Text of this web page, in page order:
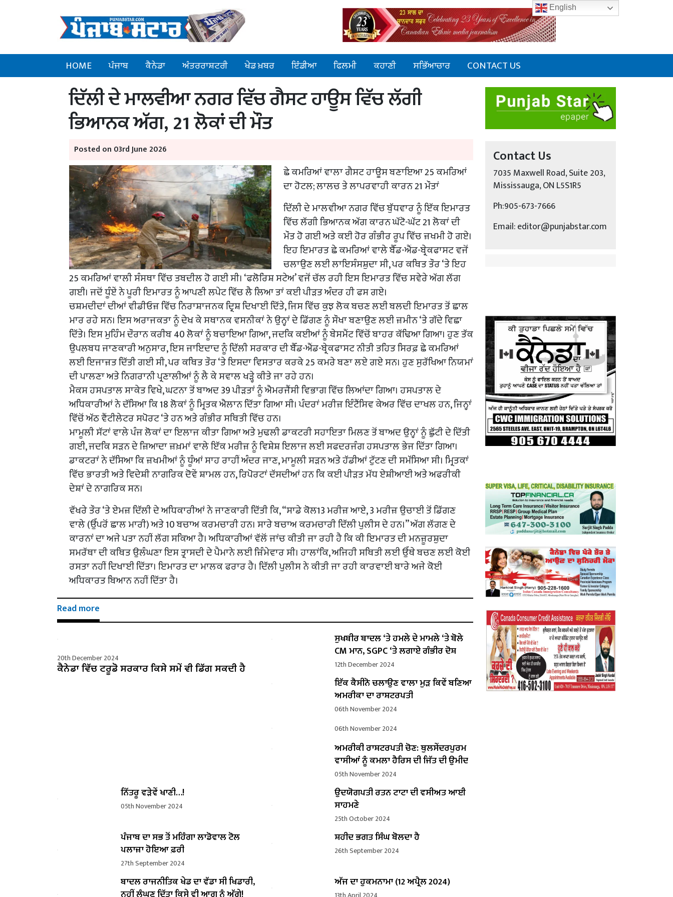
HOME ਪੰਜਾਬ ਕੈਨੇਡਾ ਅੰਤਰਰਾਸ਼ਟਰੀ ਖੇਡ ਖ਼ਬਰ ਇੰਡੀਆ ਫਿਲਮੀ ਕਹਾਣੀ ਸਭਿੱਆਚਾਰ CONTACT US
ਦਿੱਲੀ ਦੇ ਮਾਲਵੀਆ ਨਗਰ ਵਿੱਚ ਗੈਸਟ ਹਾਊਸ ਵਿੱਚ ਲੱਗੀ
ਭਿਆਨਕ ਅੱਗ, 21 ਲੋਕਾਂ ਦੀ ਮੌਤ
Posted on 03rd June 2026
ਛੇ ਕਮਰਿਆਂ ਵਾਲਾ ਗੈਸਟ ਹਾਊਸ ਬਣਾਇਆ 25 ਕਮਰਿਆਂ
ਦਾ ਹੋਟਲ; ਲਾਲਚ ਤੇ ਲਾਪਰਵਾਹੀ ਕਾਰਨ 21 ਮੌਤਾਂ
ਦਿੱਲੀ ਦੇ ਮਾਲਵੀਆ ਨਗਰ ਵਿੱਚ ਬੁੱਧਵਾਰ ਨੂੰ ਇੱਕ ਇਮਾਰਤ
ਵਿੱਚ ਲੱਗੀ ਭਿਆਨਕ ਅੱਗ ਕਾਰਨ ਘੱਟੋ-ਘੱਟ 21 ਲੋਕਾਂ ਦੀ
ਮੌਤ ਹੋ ਗਈ ਅਤੇ ਕਈ ਹੋਰ ਗੰਭੀਰ ਰੂਪ ਵਿੱਚ ਜ਼ਖਮੀ ਹੋ ਗਏ।
ਇਹ ਇਮਾਰਤ ਛੇ ਕਮਰਿਆਂ ਵਾਲੇ ਬੈੱਡ-ਐਂਡ-ਬ੍ਰੇਕਫਾਸਟ ਵਜੋਂ
ਚਲਾਉਣ ਲਈ ਲਾਇਸੰਸਸ਼ੁਦਾ ਸੀ, ਪਰ ਕਥਿਤ ਤੌਰ ‘ਤੇ ਇਹ
25 ਕਮਰਿਆਂ ਵਾਲੀ ਸੰਸਥਾ ਵਿੱਚ ਤਬਦੀਲ ਹੋ ਗਈ ਸੀ। ‘ਫਲੋਰਿਸ਼ ਸਟੇਅ’ ਵਜੋਂ ਚੱਲ ਰਹੀ ਇਸ ਇਮਾਰਤ ਵਿੱਚ ਸਵੇਰੇ ਅੱਗ ਲੱਗ
ਗਈ। ਜਦੋਂ ਧੂੰਏਂ ਨੇ ਪੂਰੀ ਇਮਾਰਤ ਨੂੰ ਆਪਣੀ ਲਪੇਟ ਵਿੱਚ ਲੈ ਲਿਆ ਤਾਂ ਕਈ ਪੀੜਤ ਅੰਦਰ ਹੀ ਫਸ ਗਏ।
ਚਸ਼ਮਦੀਦਾਂ ਦੀਆਂ ਵੀਡੀਓਜ਼ ਵਿੱਚ ਨਿਰਾਸ਼ਾਜਨਕ ਦ੍ਰਿਸ਼ ਦਿਖਾਈ ਦਿੱਤੇ, ਜਿਸ ਵਿੱਚ ਕੁਝ ਲੋਕ ਬਚਣ ਲਈ ਬਲਦੀ ਇਮਾਰਤ ਤੋਂ ਛਾਲ
ਮਾਰ ਰਹੇ ਸਨ। ਇਸ ਅਰਾਜਕਤਾ ਨੂੰ ਦੇਖ ਕੇ ਸਥਾਨਕ ਵਸਨੀਕਾਂ ਨੇ ਉਨ੍ਹਾਂ ਦੇ ਡਿੱਗਣ ਨੂੰ ਸੌਖਾ ਬਣਾਉਣ ਲਈ ਜ਼ਮੀਨ ‘ਤੇ ਗੱਦੇ ਵਿਛਾ
ਦਿੱਤੇ। ਇਸ ਮੁਹਿੰਮ ਦੌਰਾਨ ਕਰੀਬ 40 ਲੋਕਾਂ ਨੂੰ ਬਚਾਇਆ ਗਿਆ, ਜਦਕਿ ਕਈਆਂ ਨੂੰ ਬੇਸਮੈਂਟ ਵਿੱਚੋਂ ਬਾਹਰ ਕੱਢਿਆ ਗਿਆ। ਹੁਣ ਤੱਕ
ਉਪਲਬਧ ਜਾਣਕਾਰੀ ਅਨੁਸਾਰ, ਇਸ ਜਾਇਦਾਦ ਨੂੰ ਦਿੱਲੀ ਸਰਕਾਰ ਦੀ ਬੈੱਡ-ਐਂਡ-ਬ੍ਰੇਕਫਾਸਟ ਨੀਤੀ ਤਹਿਤ ਸਿਰਫ਼ ਛੇ ਕਮਰਿਆਂ
ਲਈ ਇਜਾਜ਼ਤ ਦਿੱਤੀ ਗਈ ਸੀ, ਪਰ ਕਥਿਤ ਤੌਰ ‘ਤੇ ਇਸਦਾ ਵਿਸਤਾਰ ਕਰਕੇ 25 ਕਮਰੇ ਬਣਾ ਲਏ ਗਏ ਸਨ। ਹੁਣ ਸੁਰੱਖਿਆ ਨਿਯਮਾਂ
ਦੀ ਪਾਲਣਾ ਅਤੇ ਨਿਗਰਾਨੀ ਪ੍ਰਣਾਲੀਆਂ ਨੂੰ ਲੈ ਕੇ ਸਵਾਲ ਖੜ੍ਹੇ ਕੀਤੇ ਜਾ ਰਹੇ ਹਨ।
ਮੈਕਸ ਹਸਪਤਾਲ ਸਾਕੇਤ ਵਿਖੇ, ਘਟਨਾ ਤੋਂ ਬਾਅਦ 39 ਪੀੜਤਾਂ ਨੂੰ ਐਮਰਜੈਂਸੀ ਵਿਭਾਗ ਵਿੱਚ ਲਿਆਂਦਾ ਗਿਆ। ਹਸਪਤਾਲ ਦੇ
ਅਧਿਕਾਰੀਆਂ ਨੇ ਦੱਸਿਆ ਕਿ 18 ਲੋਕਾਂ ਨੂੰ ਮ੍ਰਿਤਕ ਐਲਾਨ ਦਿੱਤਾ ਗਿਆ ਸੀ। ਪੰਦਰਾਂ ਮਰੀਜ਼ ਇੰਟੈਂਸਿਵ ਕੇਅਰ ਵਿੱਚ ਦਾਖਲ ਹਨ, ਜਿਨ੍ਹਾਂ
ਵਿੱਚੋਂ ਅੱਠ ਵੈਂਟੀਲੇਟਰ ਸਪੋਰਟ ‘ਤੇ ਹਨ ਅਤੇ ਗੰਭੀਰ ਸਥਿਤੀ ਵਿੱਚ ਹਨ।
ਮਾਮੂਲੀ ਸੱਟਾਂ ਵਾਲੇ ਪੰਜ ਲੋਕਾਂ ਦਾ ਇਲਾਜ ਕੀਤਾ ਗਿਆ ਅਤੇ ਮੁਢਲੀ ਡਾਕਟਰੀ ਸਹਾਇਤਾ ਮਿਲਣ ਤੋਂ ਬਾਅਦ ਉਨ੍ਹਾਂ ਨੂੰ ਛੁੱਟੀ ਦੇ ਦਿੱਤੀ
ਗਈ, ਜਦਕਿ ਸੜਨ ਦੇ ਜ਼ਿਆਦਾ ਜ਼ਖ਼ਮਾਂ ਵਾਲੇ ਇੱਕ ਮਰੀਜ਼ ਨੂੰ ਵਿਸ਼ੇਸ਼ ਇਲਾਜ ਲਈ ਸਫਦਰਜੰਗ ਹਸਪਤਾਲ ਭੇਜ ਦਿੱਤਾ ਗਿਆ।
ਡਾਕਟਰਾਂ ਨੇ ਦੱਸਿਆ ਕਿ ਜ਼ਖਮੀਆਂ ਨੂੰ ਧੂੰਆਂ ਸਾਹ ਰਾਹੀਂ ਅੰਦਰ ਜਾਣ, ਮਾਮੂਲੀ ਸੜਨ ਅਤੇ ਹੱਡੀਆਂ ਟੁੱਟਣ ਦੀ ਸਮੱਸਿਆ ਸੀ। ਮ੍ਰਿਤਕਾਂ
ਵਿੱਚ ਭਾਰਤੀ ਅਤੇ ਵਿਦੇਸ਼ੀ ਨਾਗਰਿਕ ਦੋਵੇਂ ਸ਼ਾਮਲ ਹਨ, ਰਿਪੋਰਟਾਂ ਦੱਸਦੀਆਂ ਹਨ ਕਿ ਕਈ ਪੀੜਤ ਮੱਧ ਏਸ਼ੀਆਈ ਅਤੇ ਅਫਰੀਕੀ
ਦੇਸ਼ਾਂ ਦੇ ਨਾਗਰਿਕ ਸਨ।
ਵੱਖਰੇ ਤੌਰ ‘ਤੇ ਏਮਜ਼ ਦਿੱਲੀ ਦੇ ਅਧਿਕਾਰੀਆਂ ਨੇ ਜਾਣਕਾਰੀ ਦਿੱਤੀ ਕਿ, “ਸਾਡੇ ਕੋਲ13 ਮਰੀਜ਼ ਆਏ, 3 ਮਰੀਜ਼ ਉਚਾਈ ਤੋਂ ਡਿੱਗਣ
ਵਾਲੇ (ਉੱਪਰੋਂ ਛਾਲ ਮਾਰੀ) ਅਤੇ 10 ਬਚਾਅ ਕਰਮਚਾਰੀ ਹਨ। ਸਾਰੇ ਬਚਾਅ ਕਰਮਚਾਰੀ ਦਿੱਲੀ ਪੁਲੀਸ ਦੇ ਹਨ।” ਅੱਗ ਲੱਗਣ ਦੇ
ਕਾਰਨਾਂ ਦਾ ਅਜੇ ਪਤਾ ਨਹੀਂ ਲੱਗ ਸਕਿਆ ਹੈ। ਅਧਿਕਾਰੀਆਂ ਵੱਲੋਂ ਜਾਂਚ ਕੀਤੀ ਜਾ ਰਹੀ ਹੈ ਕਿ ਕੀ ਇਮਾਰਤ ਦੀ ਮਨਜ਼ੂਰਸ਼ੁਦਾ
ਸਮਰੱਥਾ ਦੀ ਕਥਿਤ ਉਲੰਘਣਾ ਇਸ ਤ੍ਰਾਸਦੀ ਦੇ ਪੈਮਾਨੇ ਲਈ ਜ਼ਿੰਮੇਵਾਰ ਸੀ। ਹਾਲਾਂਕਿ, ਅਜਿਹੀ ਸਥਿਤੀ ਲਈ ਉੱਥੇ ਬਚਣ ਲਈ ਕੋਈ
ਰਸਤਾ ਨਹੀਂ ਦਿਖਾਈ ਦਿੱਤਾ। ਇਮਾਰਤ ਦਾ ਮਾਲਕ ਫਰਾਰ ਹੈ। ਦਿੱਲੀ ਪੁਲੀਸ ਨੇ ਕੀਤੀ ਜਾ ਰਹੀ ਕਾਰਵਾਈ ਬਾਰੇ ਅਜੇ ਕੋਈ
ਅਧਿਕਾਰਤ ਬਿਆਨ ਨਹੀਂ ਦਿੱਤਾ ਹੈ।
Read more
20th December 2024
ਕੈਨੇਡਾ ਵਿੱਚ ਟਰੂਡੋ ਸਰਕਾਰ ਕਿਸੇ ਸਮੇਂ ਵੀ ਡਿੱਗ ਸਕਦੀ ਹੈ
ਸੁਖਬੀਰ ਬਾਦਲ ‘ਤੇ ਹਮਲੇ ਦੇ ਮਾਮਲੇ ‘ਤੇ ਬੋਲੇ ​​
CM ਮਾਨ, SGPC ‘ਤੇ ਲਗਾਏ ਗੰਭੀਰ ਦੋਸ਼
12th December 2024
ਇੱਕ ਕੈਸੀਨੋ ਚਲਾਉਣ ਵਾਲਾ ਮੁੜ ਕਿਵੇਂ ਬਣਿਆ
ਅਮਰੀਕਾ ਦਾ ਰਾਸ਼ਟਰਪਤੀ
06th November 2024
06th November 2024
ਅਮਰੀਕੀ ਰਾਸ਼ਟਰਪਤੀ ਚੋਣ: ਥੁਲਸੇਂਦਰਪੁਰਮ
ਵਾਸੀਆਂ ਨੂੰ ਕਮਲਾ ਹੈਰਿਸ ਦੀ ਜਿੱਤ ਦੀ ਉਮੀਦ
05th November 2024
ਨਿੱਤਰੂ ਵੜੇਵੇਂ ਖਾਣੀ…!
05th November 2024
ਉਦਯੋਗਪਤੀ ਰਤਨ ਟਾਟਾ ਦੀ ਵਸੀਅਤ ਆਈ
ਸਾਹਮਣੇ
25th October 2024
ਪੰਜਾਬ ਦਾ ਸਭ ਤੋਂ ਮਹਿੰਗਾ ਲਾਡੋਵਾਲ ਟੋਲ
ਪਲਾਜ਼ਾ ਹੋਇਆ ਫ਼ਰੀ
27th September 2024
ਸ਼ਹੀਦ ਭਗਤ ਸਿੰਘ ਬੋਲਦਾ ਹੈ
26th September 2024
ਬਾਦਲ ਰਾਜਨੀਤਿਕ ਖੇਡ ਦਾ ਵੱਡਾ ਸੀ ਖਿਡਾਰੀ,
ਅੱਜ ਦਾ ਹੁਕਮਨਾਮਾ (12 ਅਪ੍ਰੈਲ 2024)
Contact Us
7035 Maxwell Road, Suite 203,
Mississauga, ON L5S1R5
Ph:905-673-7666
Email: editor@punjabstar.com
English